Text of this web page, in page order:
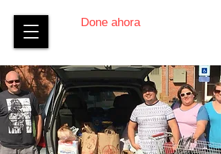
Done ahora